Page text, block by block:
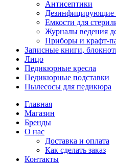
Антисептики
Дезинфицирующие
Емкости для
Журналы ведения
Приборы и крафт-
Записные книги,
Лицо
Педикюрные кресла
Педикюрные подставки
Пылесосы для педикюра
Главная
Магазин
Бренды
О нас
Доставка и оплата
Как сделать заказ
Контакты